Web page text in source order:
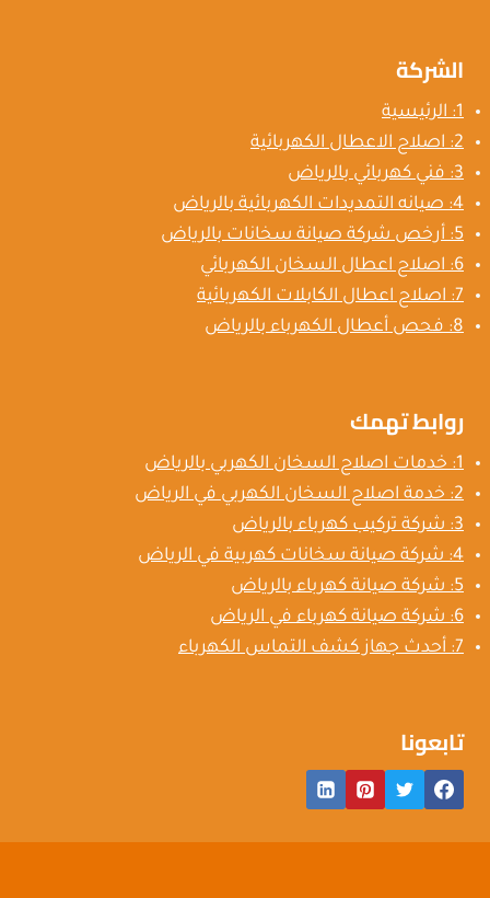
الشركة
1: الرئيسية
2: اصلاح الاعطال الكهربائية
3: فني كهربائي بالرياض
4: صيانه التمديدات الكهربائية بالرياض
5: أرخص شركة صيانة سخانات بالرياض
6: اصلاح اعطال السخان الكهربائي
7: اصلاح اعطال الكابلات الكهربائية
8: فحص أعطال الكهرباء بالرياض
روابط تهمك
1: خدمات اصلاح السخان الكهربي بالرياض
2: خدمة اصلاح السخان الكهربي في الرياض
3: شركة تركيب كهرباء بالرياض
4: شركة صيانة سخانات كهربية في الرياض
5: شركة صيانة كهرباء بالرياض
6: شركة صيانة كهرباء في الرياض
7: أحدث جهاز كشف التماس الكهرباء
تابعونا